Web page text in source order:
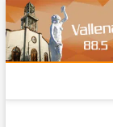
Saltar
al
contenido